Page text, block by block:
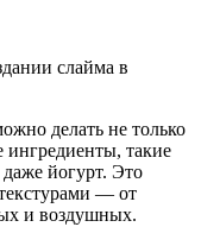
слайма в
делать не только
ингредиенты, такие
йогурт. Это
— от
и воздушных.